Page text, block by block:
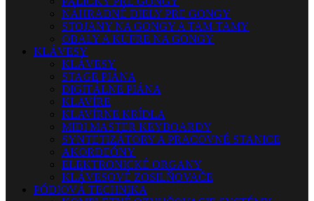
NÁHRADNÉ DIELY PRE GONGY
STOJANY NA GONGY A TAM-TAMY
OBALY A KUFRE NA GONGY
KLÁVESY
KLÁVESY
STAGE PIÁNA
DIGITÁLNE PIÁNA
KLAVÍRE
KLAVÍRNE KRÍDLA
MIDI MASTER KEYBOARDY
SYNTETIZÁTORY A PRACOVNÉ STANICE
AKORDEÓNY
ELEKTRONICKÉ ORGANY
KLÁVESOVÉ ZOSILŇOVAČE
PÓDIOVÁ TECHNIKA